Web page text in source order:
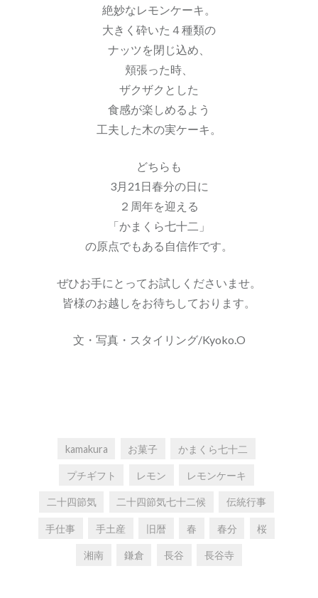
絶妙なレモンケーキ。
大きく砕いた４種類の
ナッツを閉じ込め、
頬張った時、
ザクザクとした
食感が楽しめるよう
工夫した木の実ケーキ。
どちらも
3月21日春分の日に
２周年を迎える
「かまくら七十二」
の原点でもある自信作です。
ぜひお手にとってお試しくださいませ。
皆様のお越しをお待ちしております。
文・写真・スタイリング/Kyoko.O
kamakura お菓子 かまくら七十二
プチギフト レモン レモンケーキ
二十四節気 二十四節気七十二候 伝統行事
手仕事 手土産 旧暦 春 春分 桜
湘南 鎌倉 長谷 長谷寺